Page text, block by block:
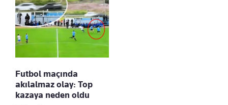
Futbol maçında
akılalmaz olay: Top
kazaya neden oldu